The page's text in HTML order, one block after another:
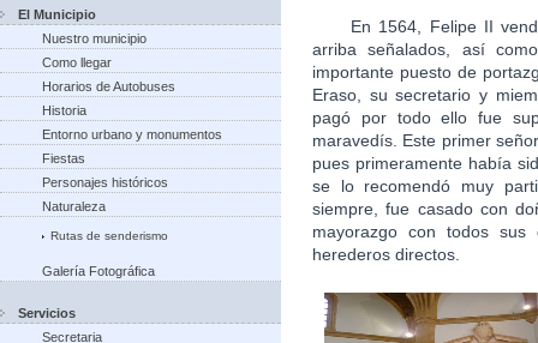
El Municipio
Nuestro municipio
Como llegar
Horarios de Autobuses
Historia
Entorno urbano y monumentos
Fiestas
Personajes históricos
Naturaleza
Rutas de senderismo
Galería Fotográfica
Servicios
Secretaria
En 1564, Felipe II
arriba señalados, así
importante puesto de
Eraso, su secretario y
pagó por todo ello fue
maravedís. Este primer
pues primeramente había
se lo recomendó muy
siempre, fue casado con
mayorazgo con todos
herederos directos.